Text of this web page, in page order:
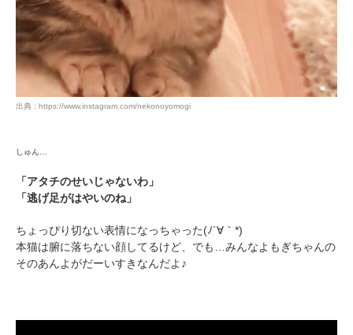
出典 : https://www.instagram.com/nekonoyomogi
しゅん…
「アタチのせいじゃないわ」
「逃げ足がはやいのね」
ちょっぴり切ない表情になっちゃった(ﾉ´∀｀*)
本猫は腑に落ちない顔してるけど、でも…みんなよもぎちゃんの
そのあんよがだーいすきなんだよ♪